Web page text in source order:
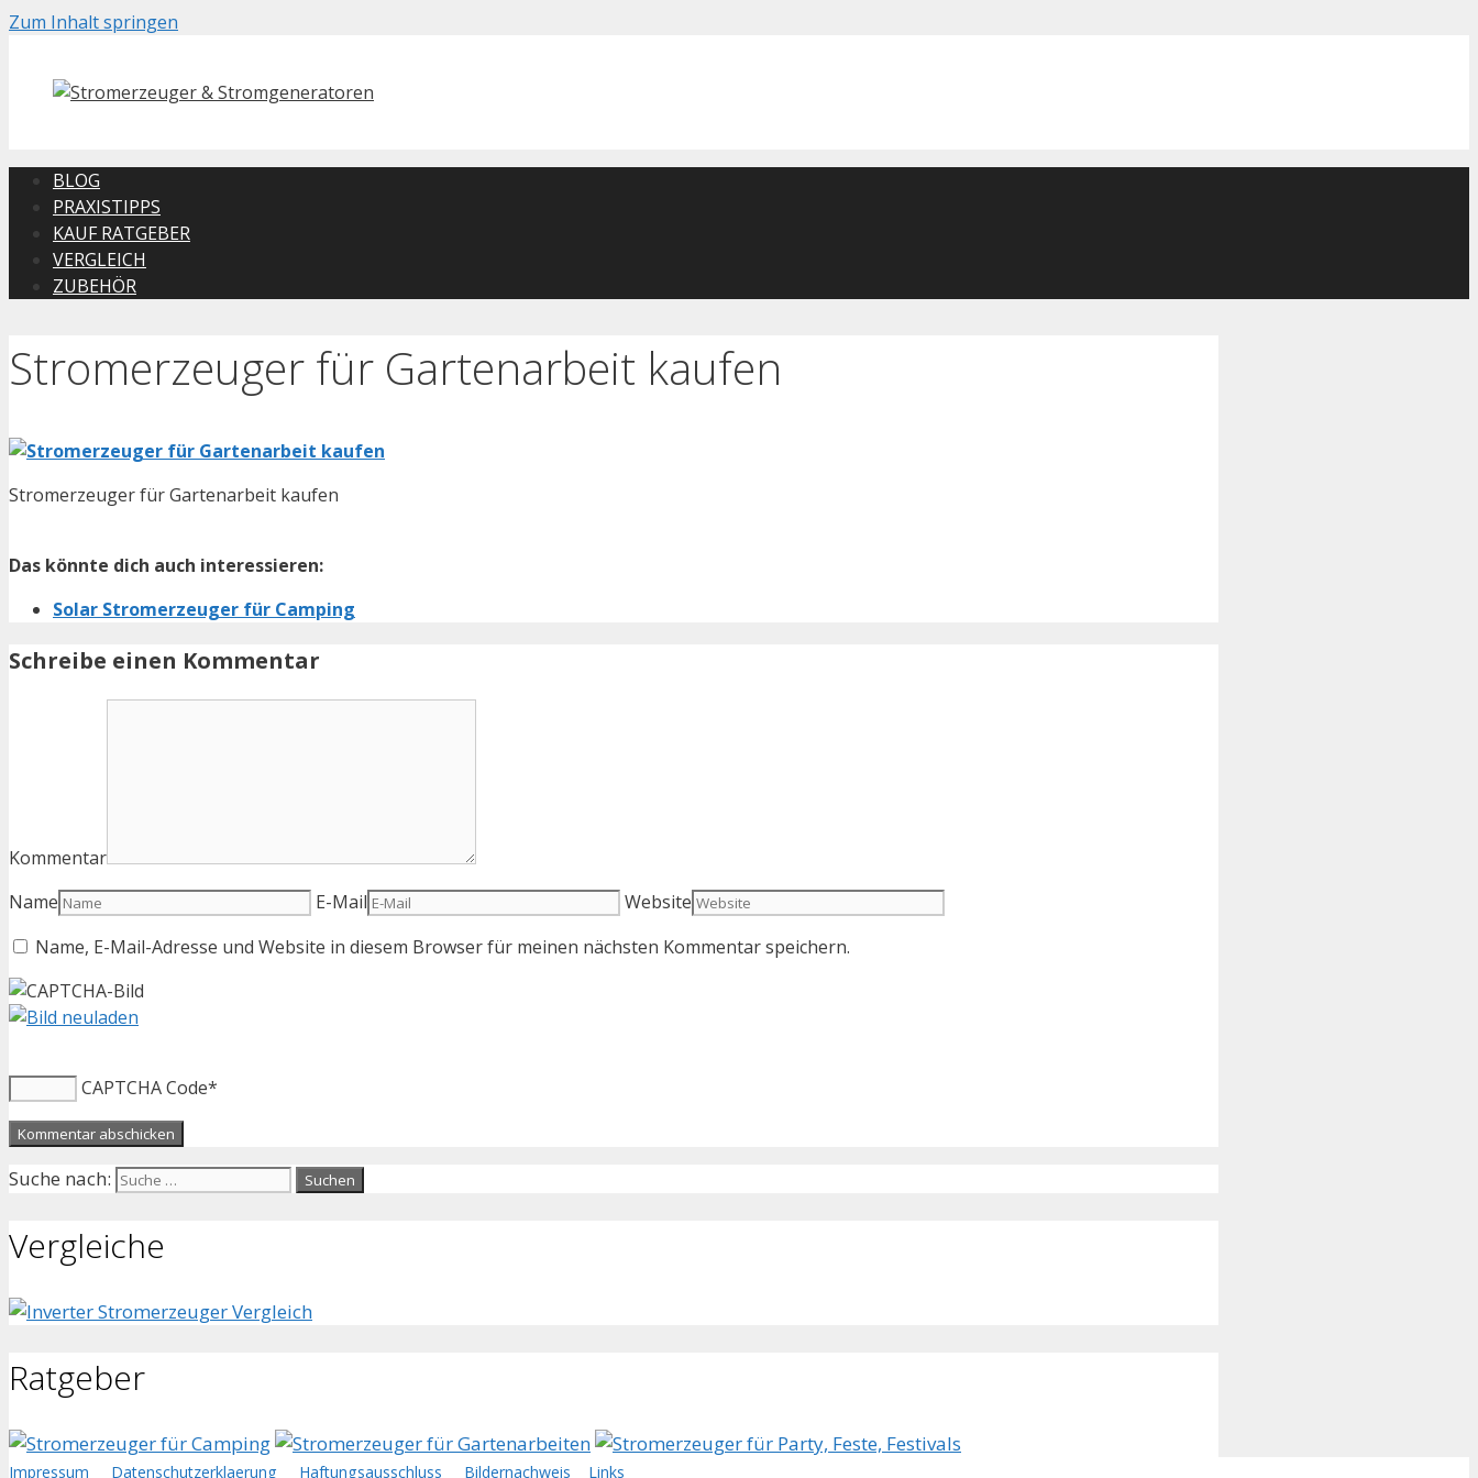
Zum Inhalt springen
BLOG
PRAXISTIPPS
KAUF RATGEBER
VERGLEICH
ZUBEHÖR
Stromerzeuger für Gartenarbeit kaufen
Stromerzeuger für Gartenarbeit kaufen
Das könnte dich auch interessieren:
Solar Stromerzeuger für Camping
Schreibe einen Kommentar
Kommentar
Name
E-Mail
Website
Name, E-Mail-Adresse und Website in diesem Browser für meinen nächsten Kommentar speichern.
CAPTCHA Code*
Suche nach:
Vergleiche
Ratgeber
Impressum Datenschutzerklaerung Haftungsausschluss Bildernachweis Links